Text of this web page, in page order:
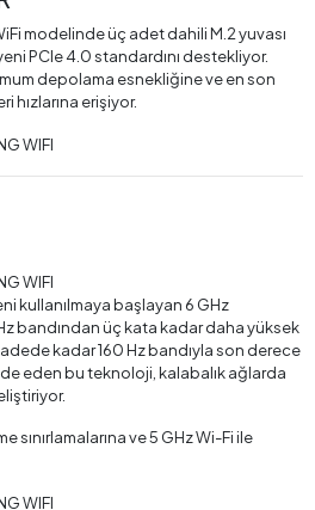
modelinde üç adet dahili M.2 yuvası
PCIe 4.0 standardını destekliyor.
depolama esnekliğine ve en son
hızlarına erişiyor.
kullanılmaya başlayan 6 GHz
bandından üç kata kadar daha yüksek
kadar 160 Hz bandıyla son derece
eden bu teknoloji, kalabalık ağlarda
sınırlamalarına ve 5 GHz Wi-Fi ile